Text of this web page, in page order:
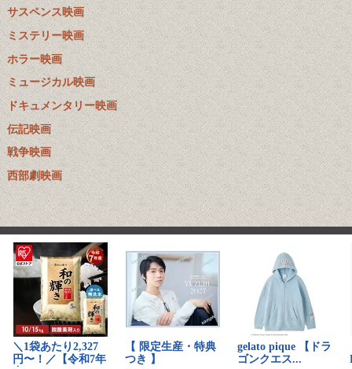
サスペンス映画
ミステリー映画
ホラー映画
ミュージカル映画
ドキュメンタリー映画
伝記映画
戦争映画
西部劇映画